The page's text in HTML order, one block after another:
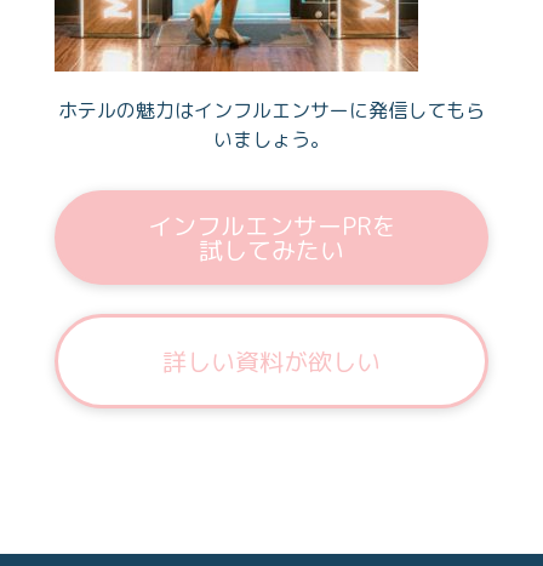
ホテルの魅力はインフルエンサーに発信してもら
いましょう。
インフルエンサーPRを
試してみたい
詳しい資料が欲しい